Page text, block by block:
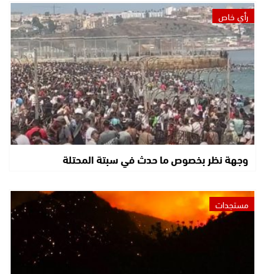
رأي خاص
وجهة نظر بخصوص ما حدث في سبتة المحتلة
مستجدات